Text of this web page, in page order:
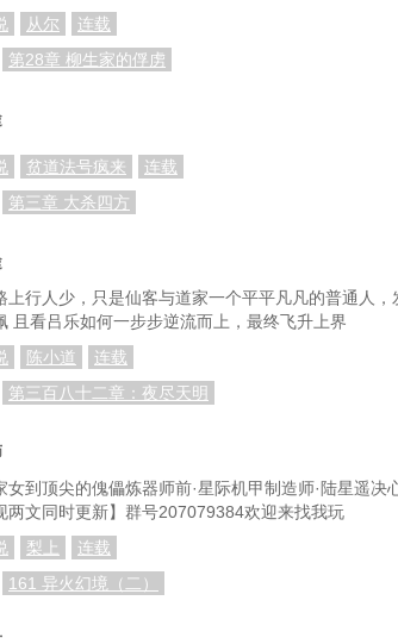
从尔
连载
第28章 柳生家的俘虏
贫道法号疯来
连载
第三章 大杀四方
上行人少，只是仙客与道家一个平平凡凡的普通人
且看吕乐如何一步步逆流而上，最终飞升上界
陈小道
连载
第三百八十二章：夜尽天明
女到顶尖的傀儡炼器师前·星际机甲制造师·陆星遥
两文同时更新】群号207079384欢迎来找我玩
梨上
连载
161 异火幻境（二）